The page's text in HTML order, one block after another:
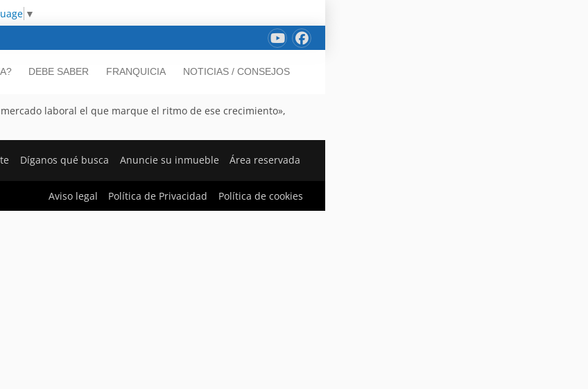
▼
DEBE SABER FRANQUICIA NOTICIAS / CONSEJOS
laboral el que marque el ritmo de ese crecimiento»,
Díganos qué busca Anuncie su inmueble Área reservada
Aviso legal Política de Privacidad Política de cookies